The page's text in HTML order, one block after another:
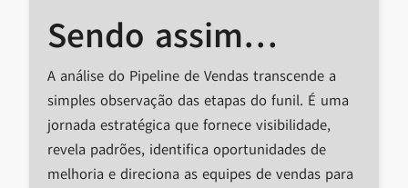
Sendo assim…
A análise do Pipeline de Vendas transcende a
simples observação das etapas do funil. É uma
jornada estratégica que fornece visibilidade,
revela padrões, identifica oportunidades de
melhoria e direciona as equipes de vendas para